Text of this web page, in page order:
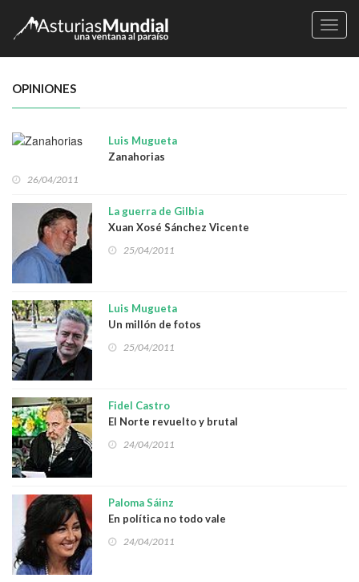
OPINIONES
Luis Mugueta
Zanahorias
26/04/2011
La guerra de Gilbia
Xuan Xosé Sánchez Vicente
25/04/2011
Luis Mugueta
Un millón de fotos
25/04/2011
Fidel Castro
El Norte revuelto y brutal
24/04/2011
Paloma Sáinz
En política no todo vale
24/04/2011